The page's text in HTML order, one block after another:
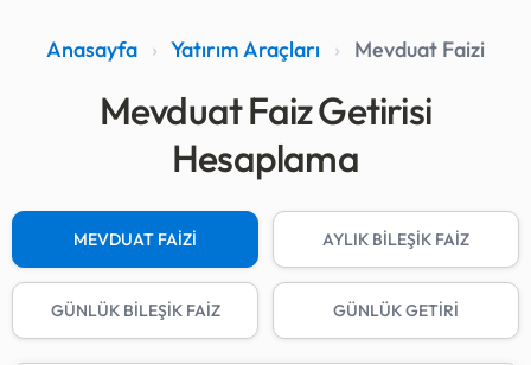
Anasayfa › Yatırım Araçları › Mevduat Faizi
Mevduat Faiz Getirisi
Hesaplama
MEVDUAT FAİZİ AYLIK BİLEŞİK FAİZ
GÜNLÜK BİLEŞİK FAİZ GÜNLÜK GETİRİ